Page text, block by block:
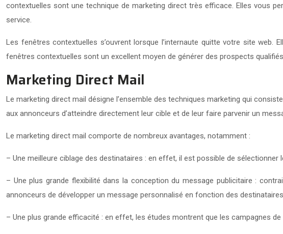
contextuelles sont une technique de marketing direct très efficace. Elles vous
service.
Les fenêtres contextuelles s’ouvrent lorsque l’internaute quitte votre site
fenêtres contextuelles sont un excellent moyen de générer des prospects
Marketing Direct Mail
Le marketing direct mail désigne l’ensemble des techniques marketing qui
aux annonceurs d’atteindre directement leur cible et de leur faire parvenir un
Le marketing direct mail comporte de nombreux avantages, notamment :
– Une meilleure ciblage des destinataires : en effet, il est possible de
– Une plus grande flexibilité dans la conception du message publicitaire :
annonceurs de développer un message personnalisé en fonction des
– Une plus grande efficacité : en effet, les études montrent que les campagnes